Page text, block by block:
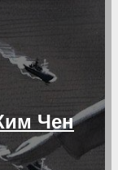
Чен